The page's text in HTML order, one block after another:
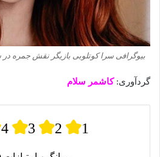
بیوگرافی سرا کوتلوبی بازیگر نقش جمره
گردآوری: کاشمر سلام
4 3 2 1